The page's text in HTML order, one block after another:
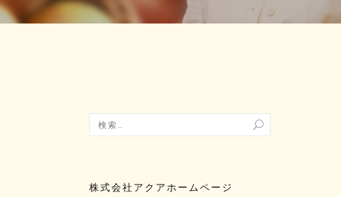
株式会社アクアホームページ